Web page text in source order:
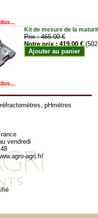
Kit de mesure de la
Prix :465.00 €
Notre prix :419.00 €
Ajouter au panier
réfractomètres, pHmètres
vendredi
agri.fr/